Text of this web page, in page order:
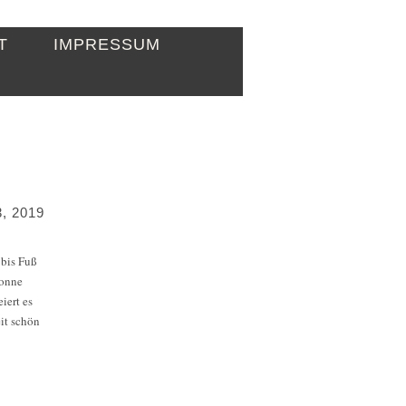
IMPRESSUM
2019
Fuß
es
schön